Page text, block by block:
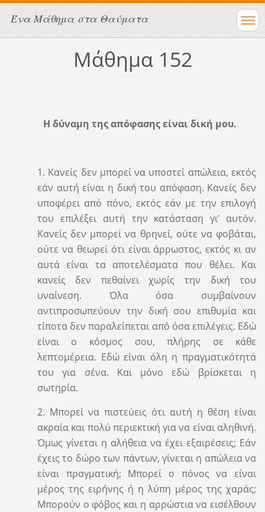
Ένα Μάθημα στα Θαύματα
Μάθημα 152
Η δύναμη της απόφασης είναι δική μου.
1. Κανείς δεν μπορεί να υποστεί απώλεια, εκτός
εάν αυτή είναι η δική του απόφαση. Κανείς δεν
υποφέρει από πόνο, εκτός εάν με την επιλογή
του επιλέξει αυτή την κατάσταση γι’ αυτόν.
Κανείς δεν μπορεί να θρηνεί, ούτε να φοβάται,
ούτε να θεωρεί ότι είναι άρρωστος, εκτός κι αν
αυτά είναι τα αποτελέσματα που θέλει. Και
κανείς δεν πεθαίνει χωρίς την δική του
υναίνεση. Όλα όσα συμβαίνουν
αντιπροσωπεύουν την δική σου επιθυμία και
τίποτα δεν παραλείπεται από όσα επιλέγεις. Εδώ
είναι ο κόσμος σου, πλήρης σε κάθε
λεπτομέρεια. Εδώ είναι όλη η πραγματικότητά
του για σένα. Και μόνο εδώ βρίσκεται η
σωτηρία.
2. Μπορεί να πιστεύεις ότι αυτή η θέση είναι
ακραία και πολύ περιεκτική για να είναι αληθινή.
Όμως γίνεται η αλήθεια να έχει εξαιρέσεις; Εάν
έχεις το δώρο των πάντων, γίνεται η απώλεια να
είναι πραγματική; Μπορεί ο πόνος να είναι
μέρος της ειρήνης ή η λύπη μέρος της χαράς;
Μπορούν ο φόβος και η αρρώστια να εισέλθουν